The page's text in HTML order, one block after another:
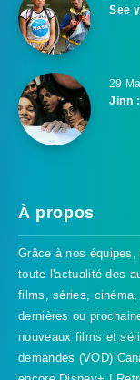
See
29
Jinn
À propos
Grâce à nos
toute l'actualité des
films, séries,
dernières ou
nouveaux films et
demandes (VOD)